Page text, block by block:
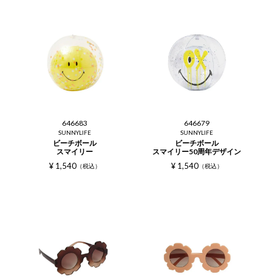
646683
SUNNYLIFE
ビーチボール
スマイリー
¥ 1,540 税込
646679
SUNNYLIFE
ビーチボール
スマイリー50周年デザイン
¥ 1,540 税込